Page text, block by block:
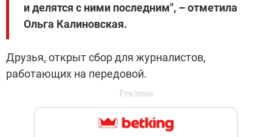
и делятся с ними последним", – отметила
Ольга Калиновская.
Друзья, открыт сбор для журналистов,
работающих на передовой.